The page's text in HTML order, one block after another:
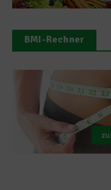
BMI-Rechner